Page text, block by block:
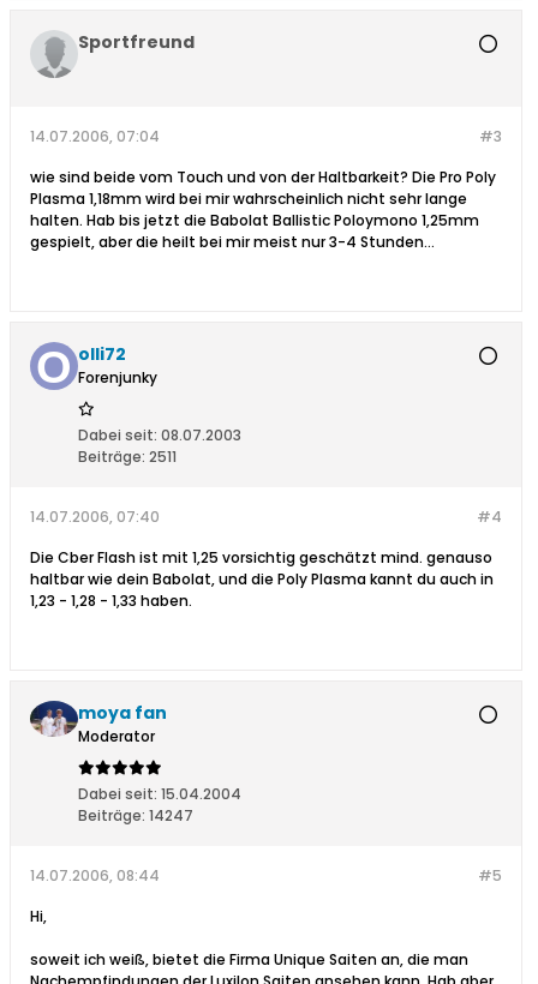
Sportfreund
#3
14.07.2006, 07:04
wie sind beide vom Touch und von der Haltbarkeit? Die Pro Poly
Plasma 1,18mm wird bei mir wahrscheinlich nicht sehr lange
halten. Hab bis jetzt die Babolat Ballistic Poloymono 1,25mm
gespielt, aber die heilt bei mir meist nur 3-4 Stunden...
olli72
Forenjunky
Dabei seit: 08.07.2003
Beiträge: 2511
#4
14.07.2006, 07:40
Die Cber Flash ist mit 1,25 vorsichtig geschätzt mind. genauso
haltbar wie dein Babolat, und die Poly Plasma kannt du auch in
1,23 - 1,28 - 1,33 haben.
moya fan
Moderator
Dabei seit: 15.04.2004
Beiträge: 14247
#5
14.07.2006, 08:44
Hi,
soweit ich weiß, bietet die Firma Unique Saiten an, die man